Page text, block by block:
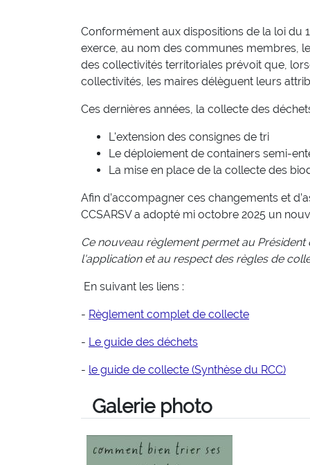
Conformément aux dispositions de la loi du
exerce, au nom des communes membres,
des collectivités territoriales prévoit que,
collectivités, les maires délèguent leurs
Ces dernières années, la collecte des
L'extension des consignes de tri
Le déploiement de containers semi-
La mise en place de la collecte des
Afin d’accompagner ces changements et
CCSARSV a adopté mi octobre 2025 un
Ce nouveau règlement permet au Président
l'application et au respect des règles de
En suivant les liens :
- Règlement complet de collecte
- Le guide des déchets
- le guide de collecte (Synthèse du RCC)
Galerie photo